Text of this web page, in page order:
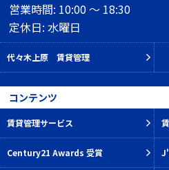
営業時間: 10:00 ～ 18:30
定休日: 水曜日
代々木上原 賃貸管理
コンテンツ
賃貸管理サービス
Century21 Awards 受賞